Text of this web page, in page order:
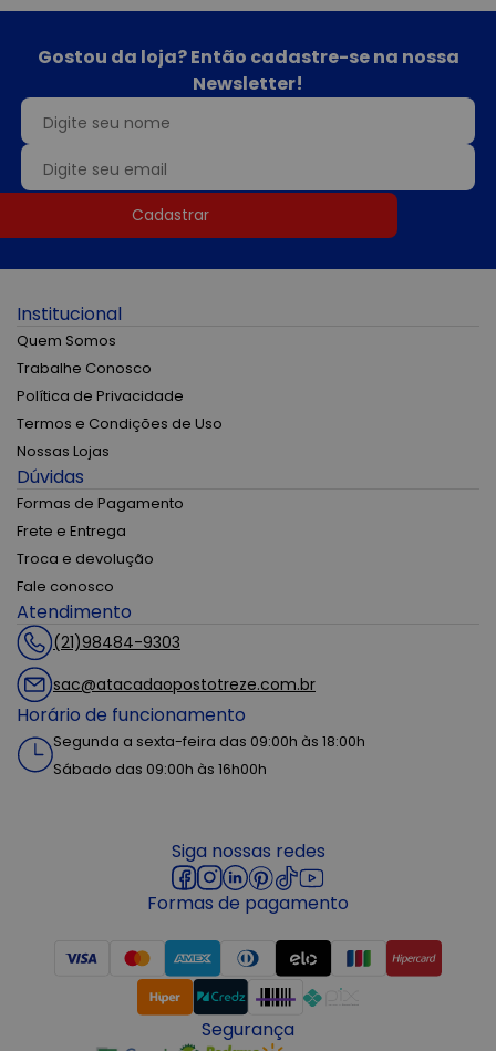
Gostou da loja? Então cadastre-se na nossa
Newsletter!
Cadastrar
Institucional
Quem Somos
Trabalhe Conosco
Política de Privacidade
Termos e Condições de Uso
Nossas Lojas
Dúvidas
Formas de Pagamento
Frete e Entrega
Troca e devolução
Fale conosco
Atendimento
(21)98484-9303
sac@atacadaopostotreze.com.br
Horário de funcionamento
Segunda a sexta-feira das 09:00h às 18:00h
Sábado das 09:00h às 16h00h
Siga nossas redes
Formas de pagamento
Segurança